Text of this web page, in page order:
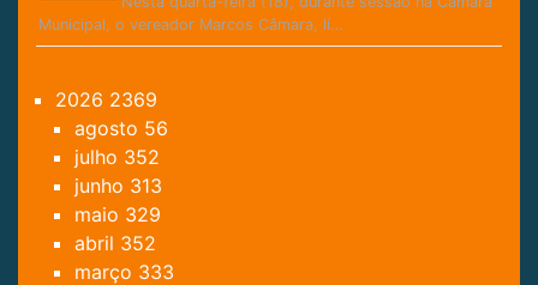
Municipal, o vereador Marcos Câmara, lí…
2026 2369
agosto 56
julho 352
junho 313
maio 329
abril 352
março 333